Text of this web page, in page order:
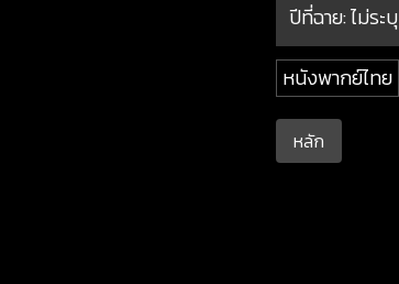
ปีที่ฉาย:ไม่ระบุ
หนังพากย์ไทย
หลัก